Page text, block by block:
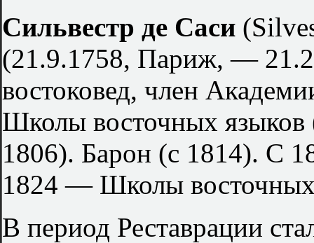
Сильвестр де Саси
(21.9.1758, Париж, —
востоковед, член
Школы восточных
1806). Барон (с 1814). С
1824 — Школы
В период Реставрации